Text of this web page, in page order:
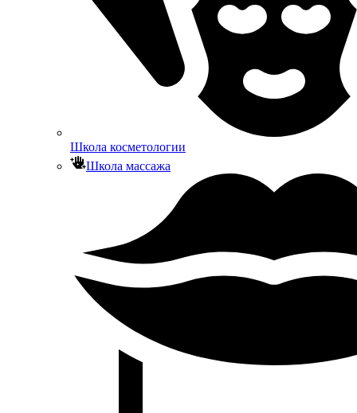
Школа косметологии
Школа массажа